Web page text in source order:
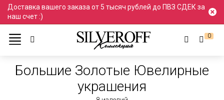
Доставка вашего заказа от 5 тысяч рублей до ПВЗ СДЕК за
наш счет :)
0
Ювелирные украшения
Золото Большие
Большие Золотые Ювелирные
украшения